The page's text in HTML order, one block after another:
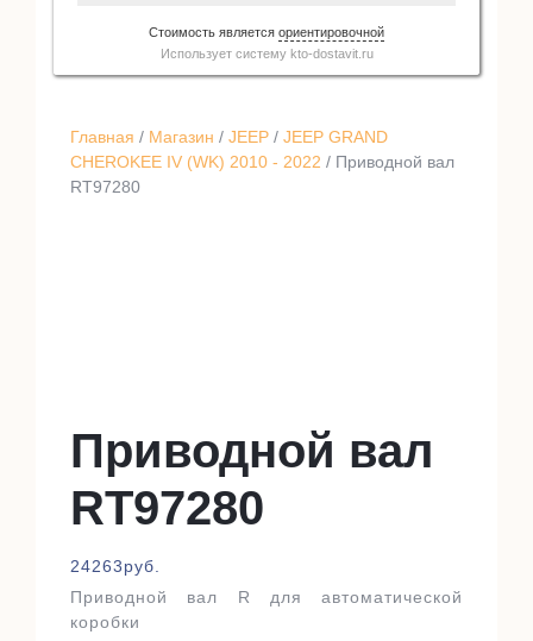
Главная / Магазин / JEEP / JEEP GRAND
CHEROKEE IV (WK) 2010 - 2022 / Приводной вал
RT97280
Приводной вал
RT97280
24263руб.
Приводной вал R для автоматической
коробки
Стоимость является ориентировочной
Использует систему kto-dostavit.ru